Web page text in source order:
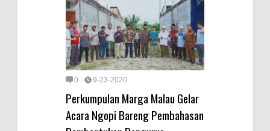
0 9-23-2020
Perkumpulan Marga Malau Gelar
Acara Ngopi Bareng Pembahasan